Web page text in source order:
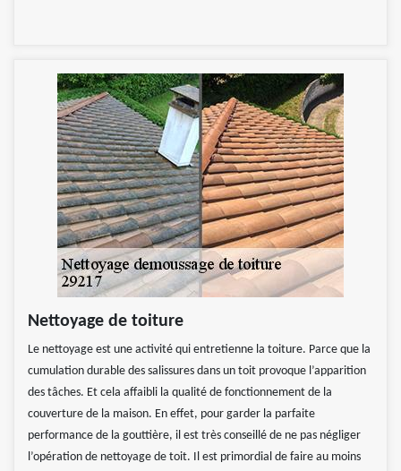
Nettoyage de toiture
Le nettoyage est une activité qui entretienne la toiture. Parce que la
cumulation durable des salissures dans un toit provoque l’apparition
des tâches. Et cela affaibli la qualité de fonctionnement de la
couverture de la maison. En effet, pour garder la parfaite
performance de la gouttière, il est très conseillé de ne pas négliger
l’opération de nettoyage de toit. Il est primordial de faire au moins